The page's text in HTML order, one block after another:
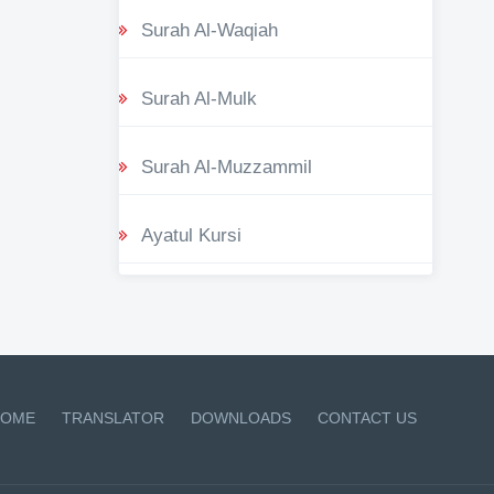
Surah Al-Waqiah
Surah Al-Mulk
Surah Al-Muzzammil
Ayatul Kursi
TRANSLATOR DOWNLOADS CONTACT US